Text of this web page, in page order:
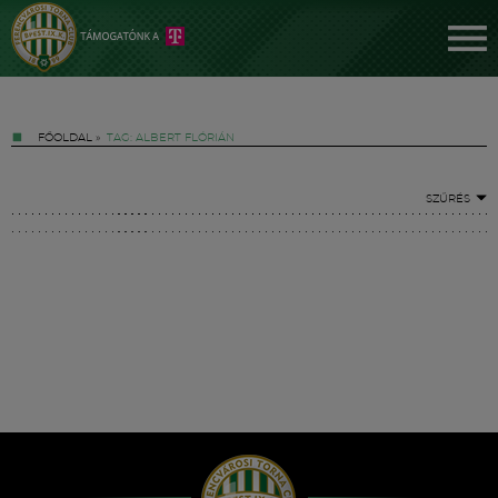
FŐOLDAL » TAG: ALBERT FLÓRIÁN
SZŰRÉS
Hírek